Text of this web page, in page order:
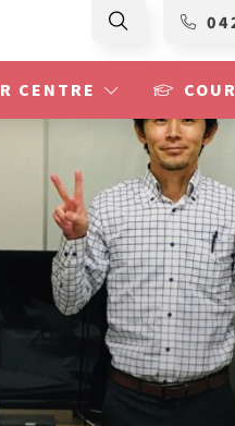
CENTRE